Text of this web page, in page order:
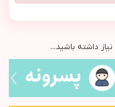
داشته باشید...